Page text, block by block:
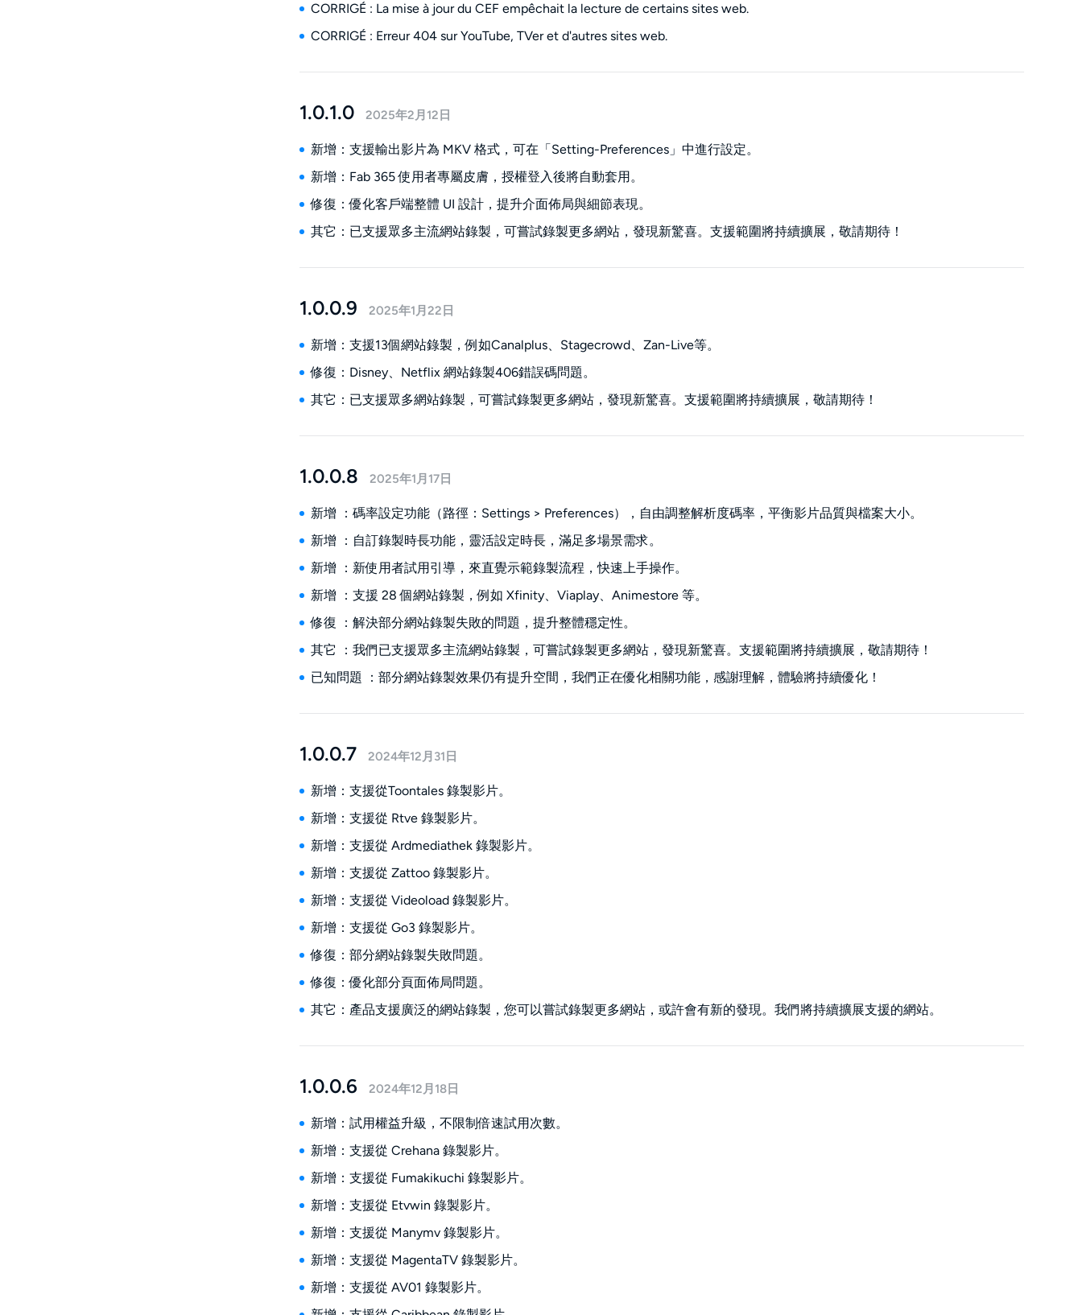
CORRIGÉ : La mise à jour du CEF empêchait la lecture de certains sites web.
CORRIGÉ : Erreur 404 sur YouTube, TVer et d'autres sites web.
1.0.1.0 2025年2月12日
新增：支援輸出影片為 MKV 格式，可在「Setting-Preferences」中進行設定。
新增：Fab 365 使用者專屬皮膚，授權登入後將自動套用。
修復：優化客戶端整體 UI 設計，提升介面佈局與細節表現。
其它：已支援眾多主流網站錄製，可嘗試錄製更多網站，發現新驚喜。支援範圍將持續擴展，敬請期待！
1.0.0.9 2025年1月22日
新增：支援13個網站錄製，例如Canalplus、Stagecrowd、Zan-Live等。
修復：Disney、Netflix 網站錄製406錯誤碼問題。
其它：已支援眾多網站錄製，可嘗試錄製更多網站，發現新驚喜。支援範圍將持續擴展，敬請期待！
1.0.0.8 2025年1月17日
新增 ：碼率設定功能（路徑：Settings > Preferences），自由調整解析度碼率，平衡影片品質與檔案大小。
新增 ：自訂錄製時長功能，靈活設定時長，滿足多場景需求。
新增 ：新使用者試用引導，來直覺示範錄製流程，快速上手操作。
新增 ：支援 28 個網站錄製，例如 Xfinity、Viaplay、Animestore 等。
修復 ：解決部分網站錄製失敗的問題，提升整體穩定性。
其它 ：我們已支援眾多主流網站錄製，可嘗試錄製更多網站，發現新驚喜。支援範圍將持續擴展，敬請期待！
已知問題 ：部分網站錄製效果仍有提升空間，我們正在優化相關功能，感謝理解，體驗將持續優化！
1.0.0.7 2024年12月31日
新增：支援從Toontales 錄製影片。
新增：支援從 Rtve 錄製影片。
新增：支援從 Ardmediathek 錄製影片。
新增：支援從 Zattoo 錄製影片。
新增：支援從 Videoload 錄製影片。
新增：支援從 Go3 錄製影片。
修復：部分網站錄製失敗問題。
修復：優化部分頁面佈局問題。
其它：產品支援廣泛的網站錄製，您可以嘗試錄製更多網站，或許會有新的發現。我們將持續擴展支援的網站。
1.0.0.6 2024年12月18日
新增：試用權益升級，不限制倍速試用次數。
新增：支援從 Crehana 錄製影片。
新增：支援從 Fumakikuchi 錄製影片。
新增：支援從 Etvwin 錄製影片。
新增：支援從 Manymv 錄製影片。
新增：支援從 MagentaTV 錄製影片。
新增：支援從 AV01 錄製影片。